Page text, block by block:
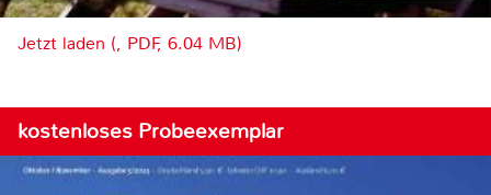
Jetzt laden (, PDF, 6.04 MB)
kostenloses Probeexemplar